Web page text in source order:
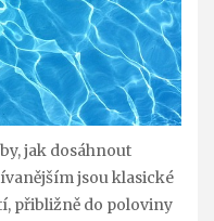
jak dosáhnout
jsou klasické
přibližně do poloviny